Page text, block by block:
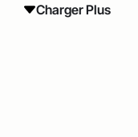
Charger Plus